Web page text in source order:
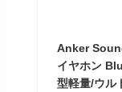
Anker
イヤホン
型軽量/ウル